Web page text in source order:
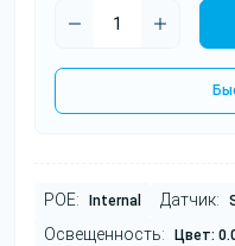
POE: Internal Датчик:
Освещенность: Цвет: